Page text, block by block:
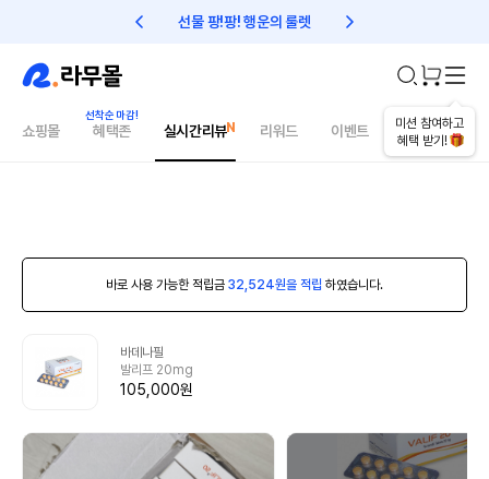
선물 팡!팡! 행운의 룰렛 친구초대 1만원 리워드!
미션 참여하고
혜택 받기!
쇼핑몰 혜택존 실시간리뷰 리워드 이벤트 건강매거진
바로 사용 가능한 적립금 32,524원을 적립 하였습니다.
바데나필
발리프 20mg
105,000원